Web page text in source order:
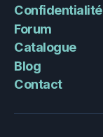
Confidentialité
Forum
Catalogue
Blog
Contact